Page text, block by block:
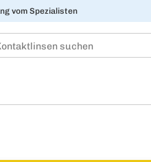
vom Spezialisten